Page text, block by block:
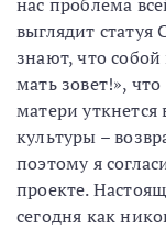
выглядит
знают, что
мать зовет!»,
матери уткнется
культуры –
поэтому я
проекте.
сегодня как